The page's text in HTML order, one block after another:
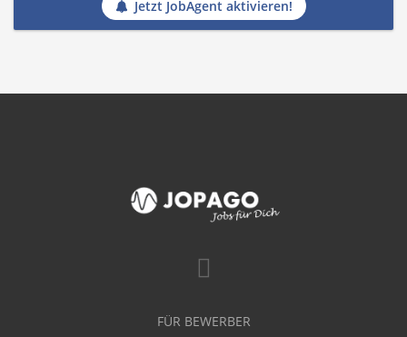
Jetzt JobAgent aktivieren!
FÜR BEWERBER